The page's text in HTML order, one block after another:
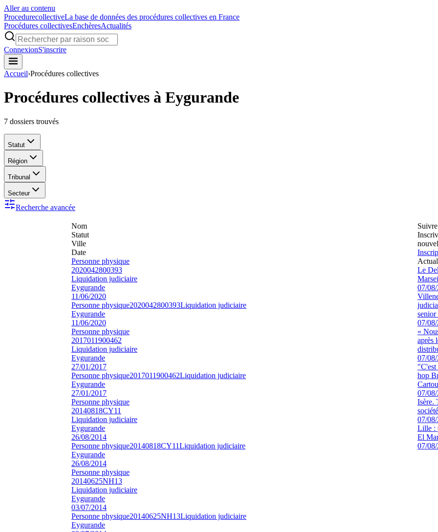
Aller au contenu
ProcedurecollectiveLa base de données des procédures collectives en France
Procédures collectivesEnchèresActualités
ConnexionS'inscrire
Accueil›Procédures collectives
Procédures collectives à Eygurande
7 dossiers trouvés
Statut
Région
Tribunal
Secteur
Recherche avancée
Nom
Statut
Ville
Date
Personne physique
2020042800393
Liquidation judiciaire
Eygurande
11/06/2020
Personne physique2020042800393Liquidation judiciaire
Eygurande
11/06/2020
Personne physique
2017011900462
Liquidation judiciaire
Eygurande
27/01/2017
Personne physique2017011900462Liquidation judiciaire
Eygurande
27/01/2017
Personne physique
20140818CY11
Liquidation judiciaire
Eygurande
26/08/2014
Personne physique20140818CY11Liquidation judiciaire
Eygurande
26/08/2014
Personne physique
20140625NH13
Liquidation judiciaire
Eygurande
03/07/2014
Personne physique20140625NH13Liquidation judiciaire
Eygurande
Le
07/
07/
«
après
07/
"C'est
hop
07/
Isère.
07/
Lille :
El
07/